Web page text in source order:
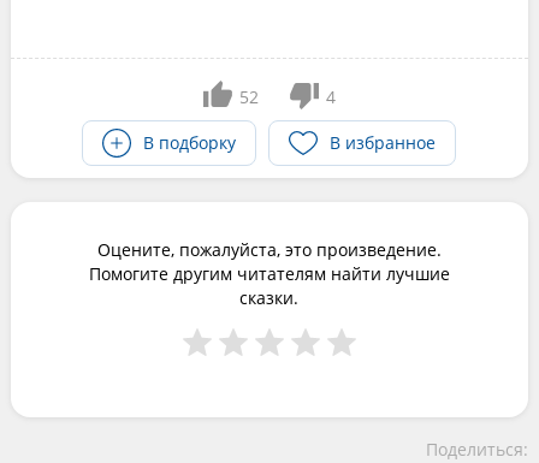
52
4
В подборку
В избранное
Оцените, пожалуйста, это произведение.
Помогите другим читателям найти лучшие
сказки.
Поделиться: